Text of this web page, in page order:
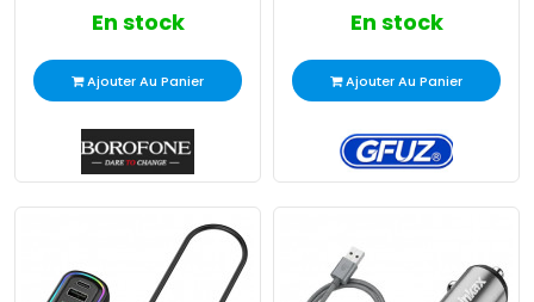
En stock
Ajouter Au Panier
En stock
Ajouter Au Panier